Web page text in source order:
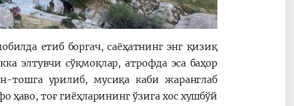
етиб боргач, саёҳатнинг энг қизиқ
элтувчи сўқмоқлар, атрофда эса баҳор
тошга урилиб, мусиқа каби жаранглаб
ҳаво, тоғ гиёҳларининг ўзига хос хушбўй